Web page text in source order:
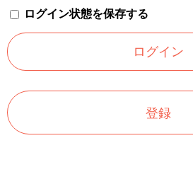
ログイン状態を保存する
登録